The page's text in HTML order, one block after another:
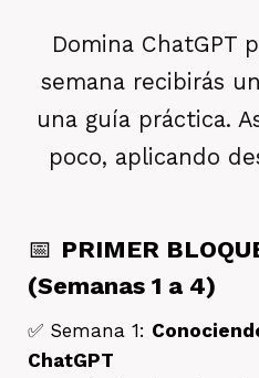
Domina ChatGPT
semana recibirás
una guía práctica.
poco, aplicando
📅 PRIMER
(Semanas 1 a 4)
✅ Semana 1:
ChatGPT